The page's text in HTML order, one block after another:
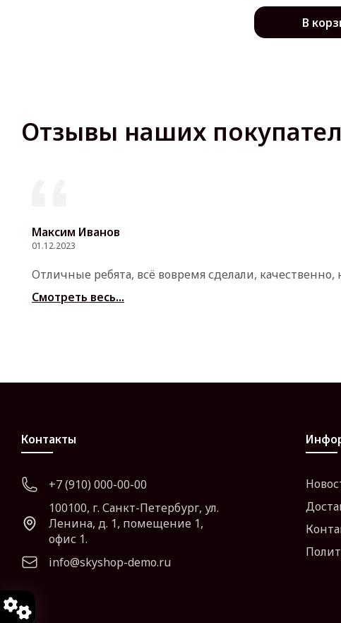
В
Отзывы наших
Максим Иванов
01.12.2023
Отличные ребята, всё вовремя сделали,
Смотреть весь...
Контакты
+7 (910) 000-00-00
100100, г. Санкт-Петербург, ул.
Ленина, д. 1, помещение 1,
офис 1.
info@skyshop-demo.ru